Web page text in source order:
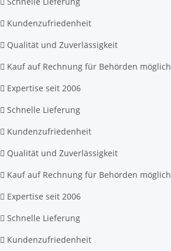
Kundenzufriedenheit
Qualität und Zuverlässigkeit
Kauf auf Rechnung für Behörden möglich
Expertise seit 2006
Schnelle Lieferung
Kundenzufriedenheit
Qualität und Zuverlässigkeit
Kauf auf Rechnung für Behörden möglich
Expertise seit 2006
Schnelle Lieferung
Kundenzufriedenheit